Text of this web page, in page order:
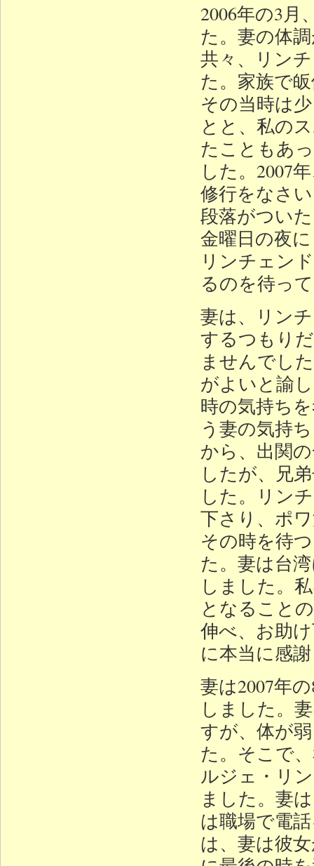
2006年の3
た。妻の体
共々、リン
た。家族で
その当時は
とと、私の
たこともあ
した。2007
修行をなさ
段落がつい
金曜日の夜
リンチェン
るのを待っ
妻は、リン
するつもり
ませんでし
がよいと諭
時の気持ち
う妻の気持
から、出関
したが、兄
した。リン
下さり、ポ
その時を待
た。妻は台
しました。
となること
伸べ、お助
に本当に感
妻は2007年
しました。
すが、体が
た。そこで
ルジェ・リ
ました。妻
は職場で電
は、妻は彼